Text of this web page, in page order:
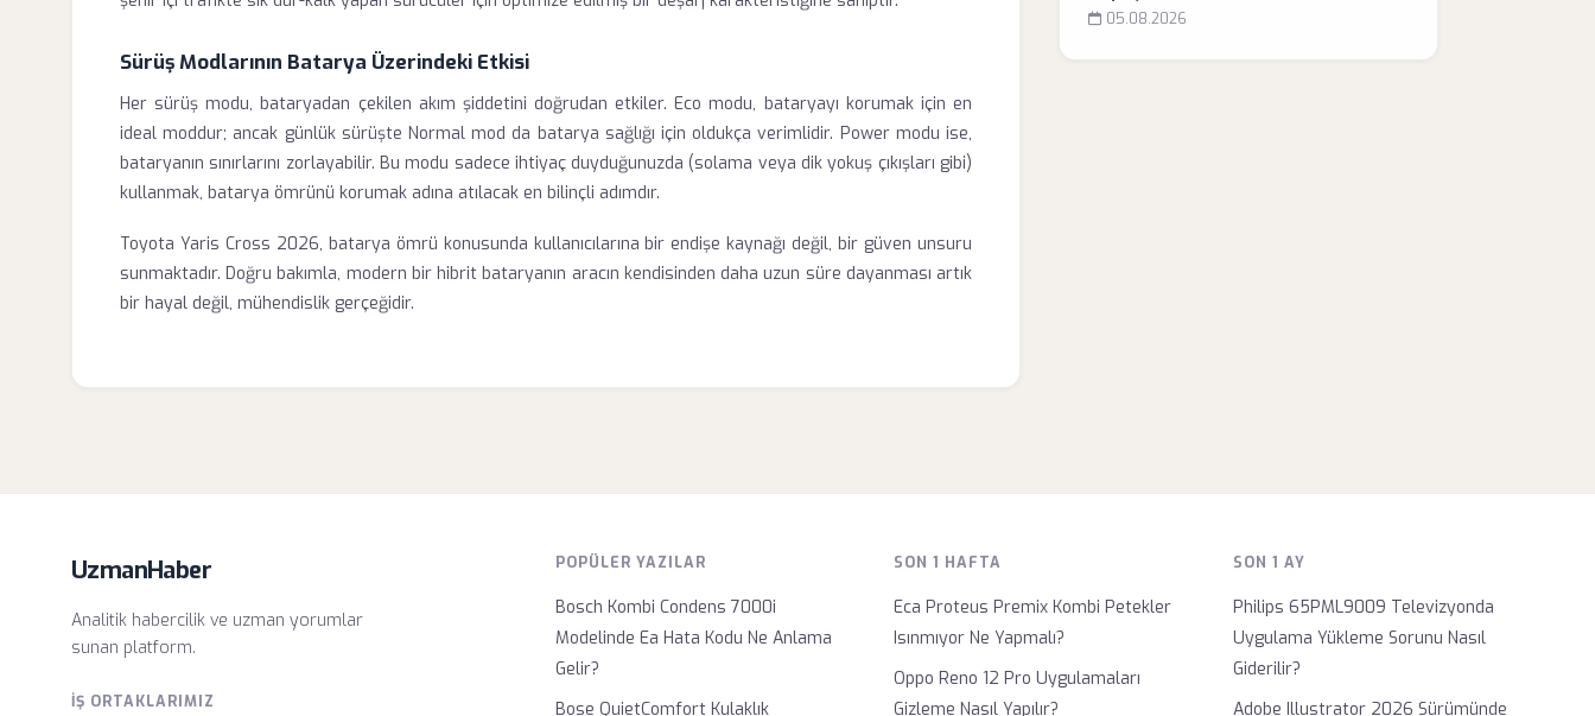
Sürüş Modlarının Batarya Üzerindeki Etkisi
Her sürüş modu, bataryadan çekilen akım şiddetini doğrudan etkiler. Eco modu, bataryayı korumak için en
ideal moddur; ancak günlük sürüşte Normal mod da batarya sağlığı için oldukça verimlidir. Power modu ise,
bataryanın sınırlarını zorlayabilir. Bu modu sadece ihtiyaç duyduğunuzda (solama veya dik yokuş çıkışları gibi)
kullanmak, batarya ömrünü korumak adına atılacak en bilinçli adımdır.
Toyota Yaris Cross 2026, batarya ömrü konusunda kullanıcılarına bir endişe kaynağı değil, bir güven unsuru
sunmaktadır. Doğru bakımla, modern bir hibrit bataryanın aracın kendisinden daha uzun süre dayanması artık
bir hayal değil, mühendislik gerçeğidir.
05.08.2026
UzmanHaber
Analitik habercilik ve uzman yorumlar
sunan platform.
İŞ ORTAKLARIMIZ
POPÜLER YAZILAR
Bosch Kombi Condens 7000i
Modelinde Ea Hata Kodu Ne Anlama
Gelir?
Bose QuietComfort Kulaklık
SON 1 HAFTA
Eca Proteus Premix Kombi Petekler
Isınmıyor Ne Yapmalı?
Oppo Reno 12 Pro Uygulamaları
Gizleme Nasıl Yapılır?
SON 1 AY
Philips 65PML9009 Televizyonda
Uygulama Yükleme Sorunu Nasıl
Giderilir?
Adobe Illustrator 2026 Sürümünde